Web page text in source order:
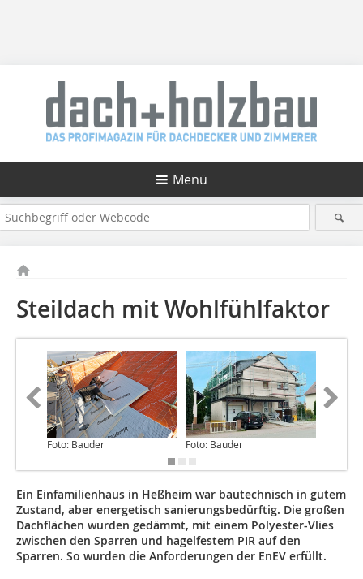
Menü
Steildach mit Wohlfühlfaktor
Foto: Bauder Foto: Bauder
Ein Einfamilienhaus in Heßheim war bautechnisch in gutem
Zustand, aber energetisch sanierungsbedürftig. Die großen
Dachflächen wurden gedämmt, mit einem Polyester-Vlies
zwischen den Sparren und hagelfestem PIR auf den
Sparren. So wurden die Anforderungen der EnEV erfüllt.